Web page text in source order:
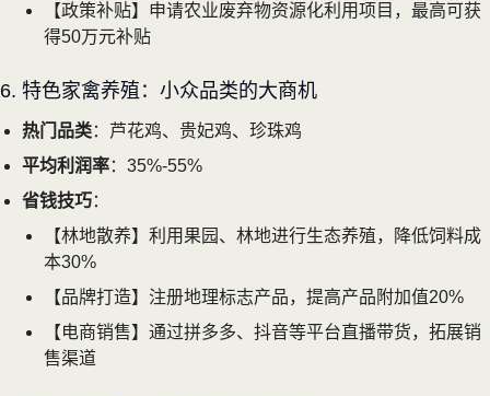
【政策补贴】申请农业废弃物资源化利用项目，最高可获
得50万元补贴
6. 特色家禽养殖：小众品类的大商机
热门品类：芦花鸡、贵妃鸡、珍珠鸡
平均利润率：35%-55%
省钱技巧：
【林地散养】利用果园、林地进行生态养殖，降低饲料成
本30%
【品牌打造】注册地理标志产品，提高产品附加值20%
【电商销售】通过拼多多、抖音等平台直播带货，拓展销
售渠道